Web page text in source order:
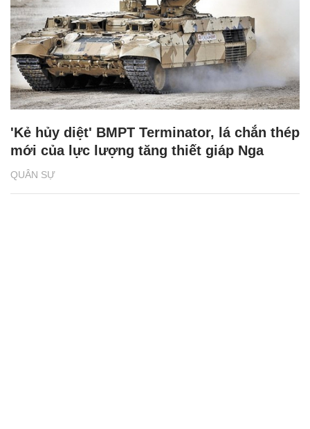
QUÂN SỰ
'Kẻ hủy diệt' BMPT Terminator, lá chắn thép
mới của lực lượng tăng thiết giáp Nga